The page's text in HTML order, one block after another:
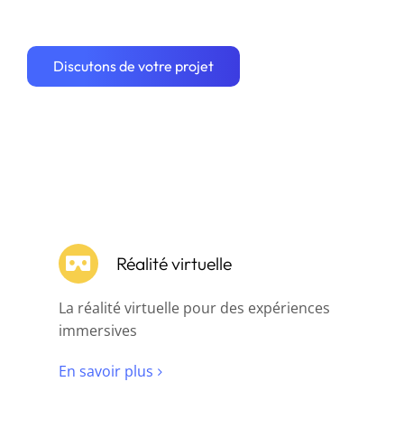
Discutons de votre projet
Réalité virtuelle
La réalité virtuelle pour des expériences
immersives
En savoir plus